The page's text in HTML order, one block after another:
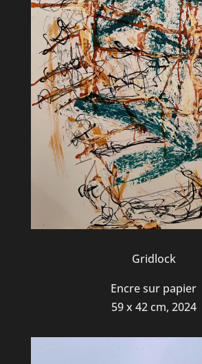
Gridlock
Encre sur papier
59 x 42 cm, 2024